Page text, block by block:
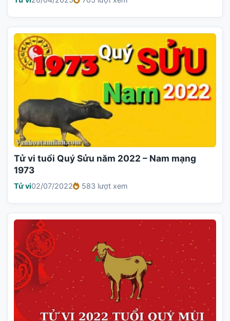
Tử vi tuổi Quý Sửu năm 2022 – Nam mạng
1973
Tử vi02/07/2022 583 lượt xem